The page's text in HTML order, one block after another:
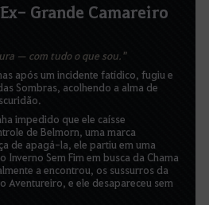
Grande Camareiro
— com tudo o que sou."
após um incidente fatídico, fugiu e
Sombras, acolhendo a alma de
impedido que ele caísse
de Belmorn, uma marca
de apagá-la, ele partiu em uma
Inverno Sem Fim em busca da Chama
a encontrou, os sussurros da
Aventureiro, e ele desapareceu sem